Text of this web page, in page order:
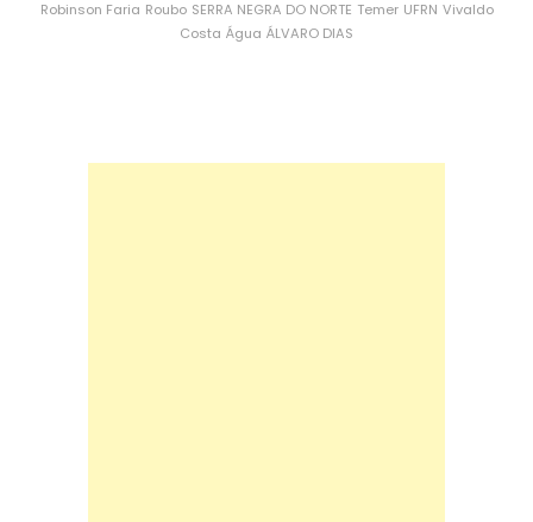
Robinson Faria Roubo SERRA NEGRA DO NORTE Temer UFRN Vivaldo
Costa Água ÁLVARO DIAS